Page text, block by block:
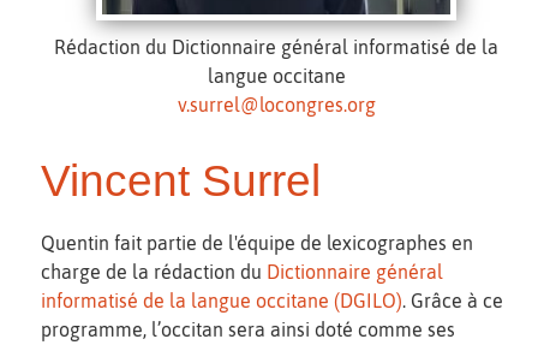
Rédaction du Dictionnaire général informatisé de la
langue occitane
v.surrel@locongres.org
Vincent Surrel
Quentin fait partie de l'équipe de lexicographes en
charge de la rédaction du Dictionnaire général
informatisé de la langue occitane (DGILO). Grâce à ce
programme, l’occitan sera ainsi doté comme ses